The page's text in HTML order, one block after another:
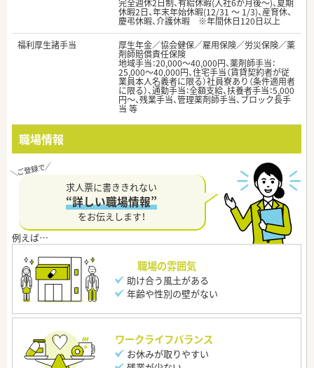
完全週休2日制、有給休暇(入社6か月後～)、夏期
休暇2日、年末年始休暇(12/31 ～ 1/3)、産育休、
慶弔休暇、介護休暇 ※年間休日120日以上
福利厚生諸手当
厚生年金／協会健保／雇用保険／労災保険／薬
剤師賠償責任保険
地域手当：20,000〜40,000円、薬剤師手当：
25,000〜40,000円、住宅手当（賃貸契約者が従
業員本人名義者に限る）社員寮あり（条件適用者
に限る）、通勤手当：全額支給、扶養者手当：5,000
円〜、残業手当、管理薬剤師手当、ブロック長手
当 等
職場情報
求人票に書ききれない
“詳しい職場情報”
をお伝えします！
職場の雰囲気
助け合う風土がある
年齢や性別の壁がない
ワークライフバランス
お休みが取りやすい